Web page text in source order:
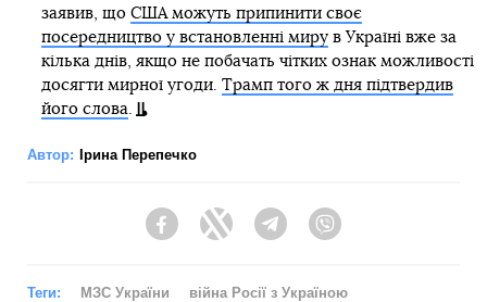
заявив, що США можуть припинити своє
посередництво у встановленні мирув Україні вже за
кілька днів, якщо не побачать чітких ознак можливості
досягти мирної угоди. Трамп того ж дня підтвердив
його слова.
Автор: Ірина Перепечко
FacebookTwitter Telegram
Теги: МЗС України війна Росії з Україною